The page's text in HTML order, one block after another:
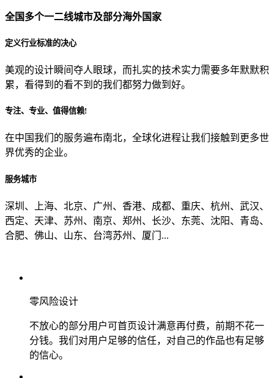
贵公司的团队规模是？
目前主要的营销渠道是？
全国多个一二线城市及部分海外国家
定义行业标准的决心
美观的设计瞬间夺人眼球，而扎实的技术实力需要多年默默积
累，看得到的看不到的我们都努力做到好。
专注、专业、值得信赖!
在中国我们的服务遍布南北，全球化进程让我们接触到更多世
界优秀的企业。
服务城市
深圳、上海、北京、广州、香港、成都、重庆、杭州、武汉、
西定、天津、苏州、南京、郑州、长沙、东莞、沈阳、青岛、
合肥、佛山、山东、台湾苏州、厦门...
零风险设计
不放心的部分用户可首页设计满意再付费，前期不花一
分钱。我们对用户足够的信任，对自己的作品也有足够
的信心。